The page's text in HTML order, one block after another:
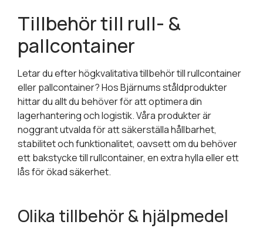
Tillbehör till rull- &
pallcontainer
Letar du efter högkvalitativa tillbehör till rullcontainer
eller pallcontainer? Hos Bjärnums ståldprodukter
hittar du allt du behöver för att optimera din
lagerhantering och logistik. Våra produkter är
noggrant utvalda för att säkerställa hållbarhet,
stabilitet och funktionalitet, oavsett om du behöver
ett bakstycke till rullcontainer, en extra hylla eller ett
lås för ökad säkerhet.
Olika tillbehör & hjälpmedel